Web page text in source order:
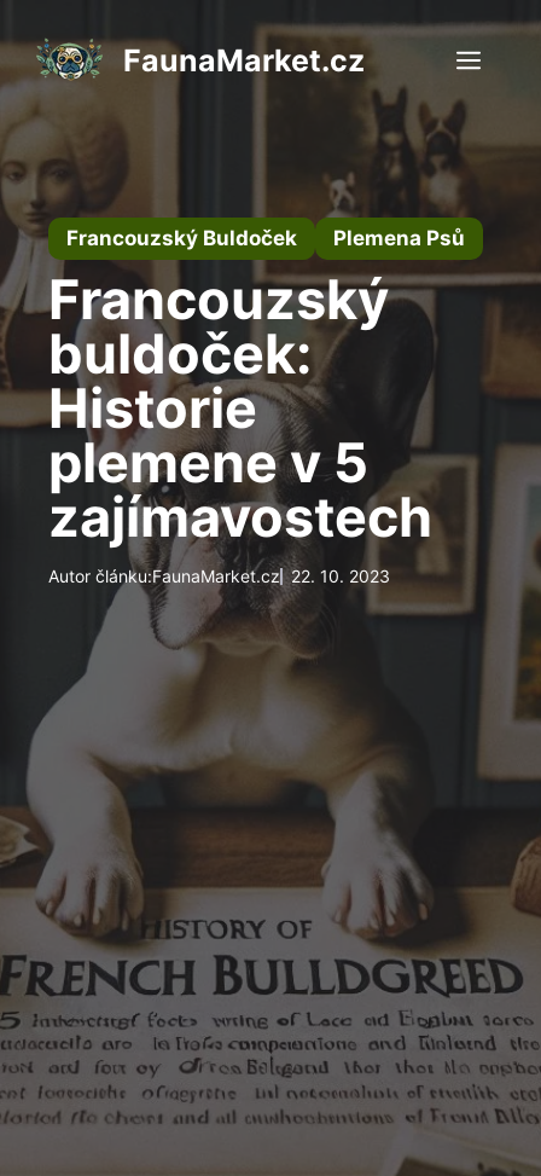
na
obsah
FaunaMarket.cz
Francouzský Buldoček Plemena Psů
Francouzský
buldoček:
Historie
plemene v 5
zajímavostech
Autor článku:FaunaMarket.cz 22. 10. 2023